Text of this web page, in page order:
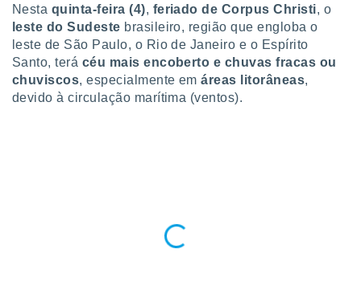
ou
o
no
como
um perfil
Nesta quinta-feira (4), feriado de Corpus Christi, o
leste do Sudeste brasileiro, região que engloba o
leste de São Paulo, o Rio de Janeiro e o Espírito
Santo, terá céu mais encoberto e chuvas fracas ou
chuviscos, especialmente emáreas litorâneas,
devido à circulação marítima (ventos).